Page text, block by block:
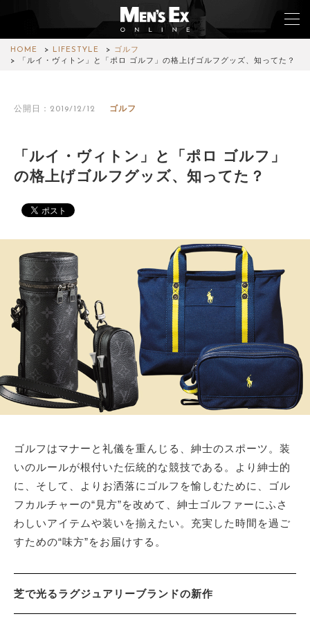
HOME LIFESTYLE
ゴルフ
「ルイ・ヴィトン」と「ポロ ゴルフ」の格上げゴルフグッズ、知ってた？
公開日：2019/12/12 ゴルフ
「ルイ・ヴィトン」と「ポロ ゴルフ」
の格上げゴルフグッズ、知ってた？
ゴルフはマナーと礼儀を重んじる、紳士のスポーツ。装
いのルールが根付いた伝統的な競技である。より紳士的
に、そして、よりお洒落にゴルフを愉しむために、ゴル
フカルチャーの“見方”を改めて、紳士ゴルファーにふさ
わしいアイテムや装いを揃えたい。充実した時間を過ご
すための“味方”をお届けする。
芝で光るラグジュアリーブランドの新作
WATCH
CAR&BIKE
LIFESTYLE
MAGAZINE
ABOUT SITE
サイトマップ